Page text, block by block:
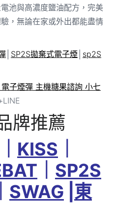
池與高濃度鹽油配方，完美
，無論在家或外出都能盡情
│ SP2S拋棄式電子煙│ sp2S
子煙彈 主機糖果諮詢 小七
牌推薦
KISS
SP2S
SWAG 東